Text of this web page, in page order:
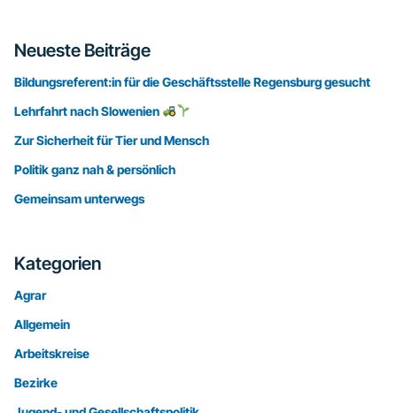
Seitenspalte
Neueste Beiträge
Bildungsreferent:in für die Geschäftsstelle Regensburg gesucht
Lehrfahrt nach Slowenien
Zur Sicherheit für Tier und Mensch
Politik ganz nah & persönlich
Gemeinsam unterwegs
Kategorien
Agrar
Allgemein
Arbeitskreise
Bezirke